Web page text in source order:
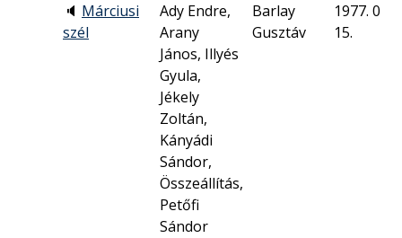
🔈 Márciusi
szél
Ady Endre,
Arany
János, Illyés
Gyula,
Jékely
Zoltán,
Kányádi
Sándor,
Összeállítás,
Petőfi
Sándor
Barlay
Gusztáv
1977. 03.
15.